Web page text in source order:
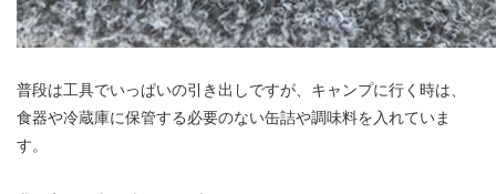
普段は工具でいっぱいの引き出しですが、キャンプに行く時は、
食器や冷蔵庫に保管する必要のない缶詰や調味料を入れていま
す。